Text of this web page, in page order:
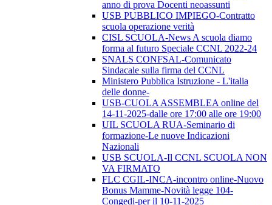
anno di prova Docenti neoassunti
USB PUBBLICO IMPIEGO-Contratto
scuola operazione verità
CISL SCUOLA-News A scuola diamo
forma al futuro Speciale CCNL 2022-24
SNALS CONFSAL-Comunicato
Sindacale sulla firma del CCNL
Ministero Pubblica Istruzione - L'italia
delle donne-
USB-CUOLA ASSEMBLEA online del
14-11-2025-dalle ore 17:00 alle ore 19:00
UIL SCUOLA RUA-Seminario di
formazione-Le nuove Indicazioni
Nazionali
USB SCUOLA-Il CCNL SCUOLA NON
VA FIRMATO
FLC CGIL-INCA-incontro online-Nuovo
Bonus Mamme-Novità legge 104-
Congedi-per il 10-11-2025